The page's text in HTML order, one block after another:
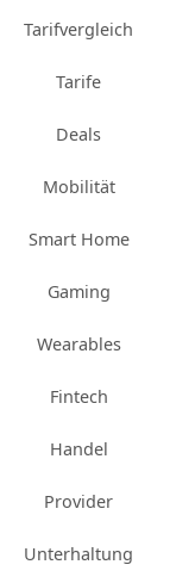
Tarifvergleich
Tarife
Deals
Mobilität
Smart Home
Gaming
Wearables
Fintech
Handel
Provider
Unterhaltung